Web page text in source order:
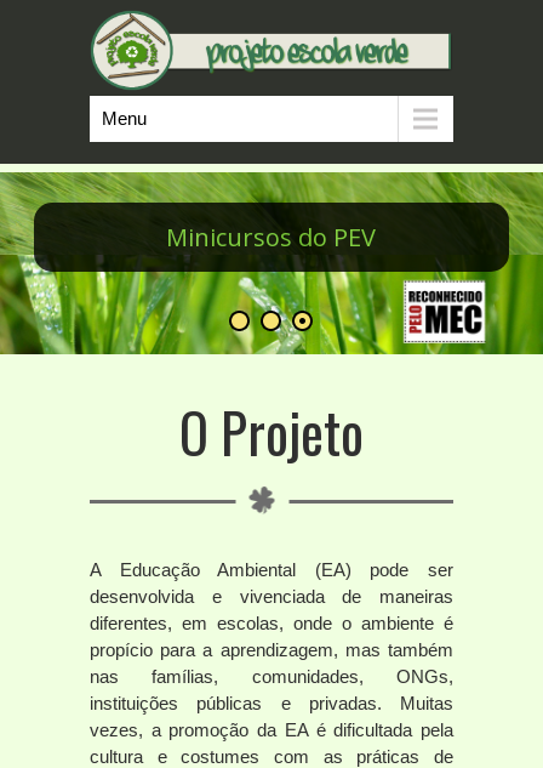
Minicursos do PEV
Menu
O Projeto
A Educação Ambiental (EA) pode ser
desenvolvida e vivenciada de maneiras
diferentes, em escolas, onde o ambiente é
propício para a aprendizagem, mas também
nas famílias, comunidades, ONGs,
instituições públicas e privadas. Muitas
vezes, a promoção da EA é dificultada pela
cultura e costumes com as práticas de